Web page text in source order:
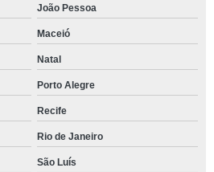
João Pessoa
Maceió
Natal
Porto Alegre
Recife
Rio de Janeiro
São Luís